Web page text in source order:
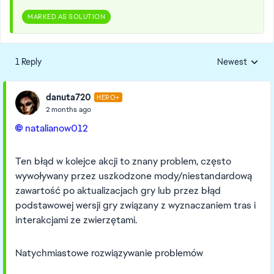
MARKED AS SOLUTION
1 Reply Replies sorted
Newest
danuta720 HERO+
2 months ago
natalianow012​
Ten błąd w kolejce akcji to znany problem, często
wywoływany przez uszkodzone mody/niestandardową
zawartość po aktualizacjach gry lub przez błąd
podstawowej wersji gry związany z wyznaczaniem tras i
interakcjami ze zwierzętami.
Natychmiastowe rozwiązywanie problemów